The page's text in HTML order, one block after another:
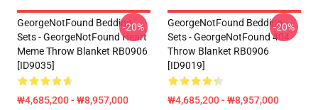
GeorgeNotFound Bedding
Sets - GeorgeNotFound Heart
Meme Throw Blanket RB0906
[ID9035]
₩4,685,200 - ₩8,957,000
-20%
GeorgeNotFound Bedding
Sets - GeorgeNotFound 404
Throw Blanket RB0906
[ID9019]
₩4,685,200 - ₩8,957,000
-20%